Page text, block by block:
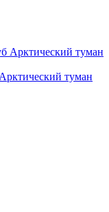
туман